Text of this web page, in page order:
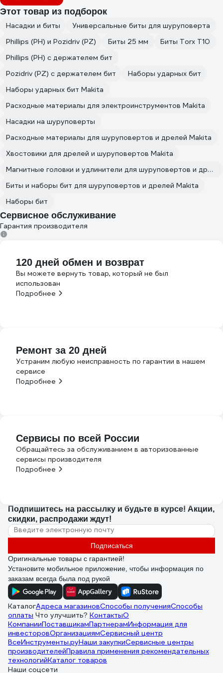
Этот товар из подборок
Насадки и биты
Универсальные биты для шуруповерта
Phillips (PH) и Pozidriv (PZ)
Биты 25 мм
Биты Torx T10
Phillips (PH) с держателем бит
Pozidriv (PZ) с держателем бит
Наборы ударных бит
Наборы ударных бит Makita
Расходные материалы для электроинструментов Makita
Насадки на шуруповерты
Расходные материалы для шуруповертов и дрелей Makita
Хвостовики для дрелей и шуруповертов Makita
Магнитные головки и удлинители для шуруповертов и дрелей Makita
Биты и наборы бит для шуруповертов и дрелей Makita
Наборы бит
Сервисное обслуживание
Гарантия производителя
120 дней обмен и возврат
Вы можете вернуть товар, который не был
использован
Подробнее
Ремонт за 20 дней
Устраним любую неисправность по гарантии в нашем
сервисе
Подробнее
Сервисы по всей России
Обращайтесь за обслуживанием в авторизованные
сервисы производителя
Подробнее
Подпишитесь на рассылку и будьте в курсе! Акции,
скидки, распродажи ждут!
Подписаться
Оригинальные товары с гарантией!
Установите мобильное приложение, чтобы информация по
заказам всегда была под рукой
КаталогАдреса магазиновСпособы полученияСпособы
оплаты Что улучшить? КонтактыО
КомпанииПоставщикамПартнерамИнформация для
инвесторовОрганизациямСервисный центр
ВсеИнструменты.руНаши закупкиСервисные центры
производителейПравила применения рекомендательных
технологийКаталог товаров
Наши соцсети